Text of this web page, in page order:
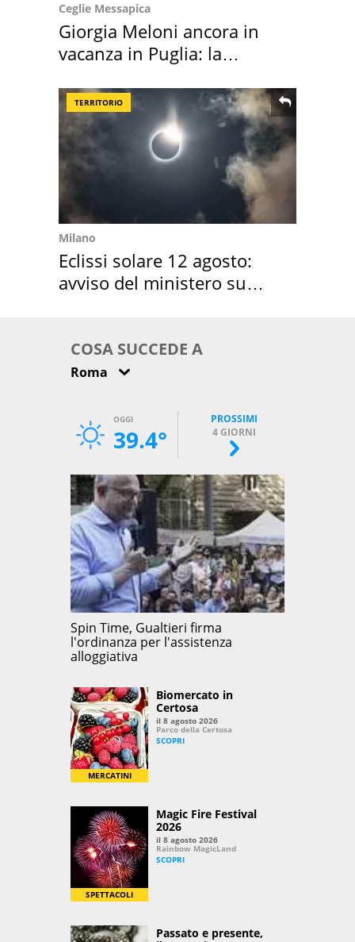
Ceglie Messapica
Giorgia Meloni ancora in
vacanza in Puglia: la
TERRITORIO
Milano
Eclissi solare 12 agosto:
avviso del ministero su